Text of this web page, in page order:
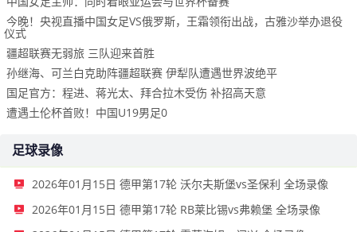
今晚！央视直播中国女足VS俄罗斯，王霜领衔出战，古雅沙举办退役
仪式
疆超联赛无弱旅 三队迎来首胜
孙继海、可兰白克助阵疆超联赛 伊犁队遭遇世界波绝平
国足官方：程进、蒋光太、拜合拉木受伤 补招高天意
遭遇土伦杯首败！中国U19男足0
足球录像
2026年01月15日 德甲第17轮 沃尔夫斯堡vs圣保利 全场录像
2026年01月15日 德甲第17轮 RB莱比锡vs弗赖堡 全场录像